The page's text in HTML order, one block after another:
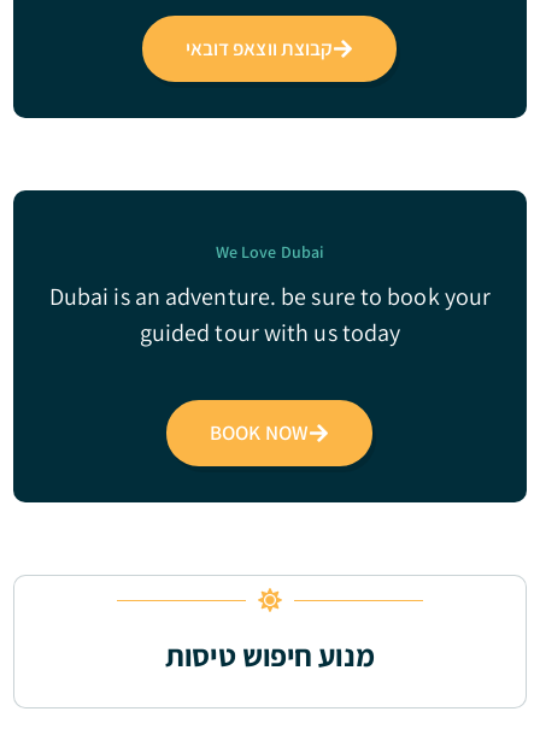
קבוצת ווצאפ דובאי
We Love Dubai
Dubai is an adventure. be sure to book your
guided tour with us today
BOOK NOW
מנוע חיפוש טיסות